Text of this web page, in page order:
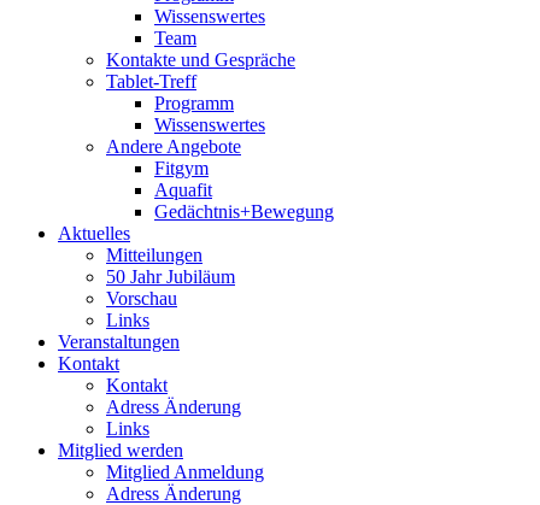
Wissenswertes
Team
Kontakte und Gespräche
Tablet-Treff
Programm
Wissenswertes
Andere Angebote
Fitgym
Aquafit
Gedächtnis+Bewegung
Aktuelles
Mitteilungen
50 Jahr Jubiläum
Vorschau
Links
Veranstaltungen
Kontakt
Kontakt
Adress Änderung
Links
Mitglied werden
Mitglied Anmeldung
Adress Änderung